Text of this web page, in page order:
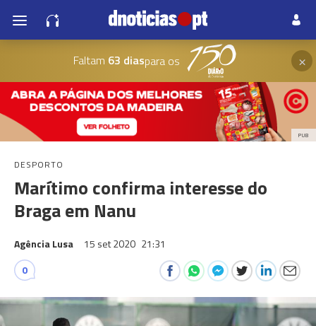
Faltam 63 diaspara os ×
PUB
DESPORTO
Marítimo confirma interesse do
Braga em Nanu
Agência Lusa 15 set 2020 21:31
0